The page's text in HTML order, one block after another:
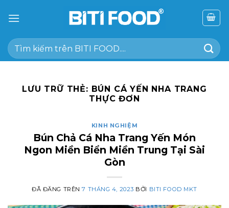
đến
dung
Tìm
kiếm:
LƯU TRỮ THẺ: BÚN CÁ YẾN NHA TRANG
THỰC ĐƠN
KINH NGHIỆM
Bún Chả Cá Nha Trang Yến Món
Ngon Miền Biển Miền Trung Tại Sài
Gòn
ĐÃ ĐĂNG TRÊN7 THÁNG 4, 2023 BỞI BITI FOOD MKT